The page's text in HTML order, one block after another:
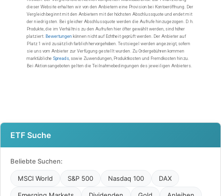
ETF Suche
Beliebte Suchen:
MSCI World S&P 500 Nasdaq 100 DAX